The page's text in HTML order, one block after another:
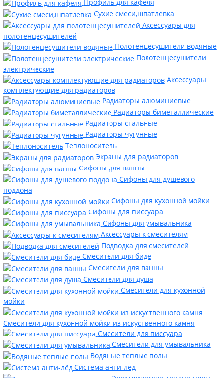
Профиль для кафеля
Сухие смеси,шпатлевка
Аксессуары для
полотенцесушителей
Полотенцесушители водяные
Полотенцесушители
электрические
Аксессуары
комплектующие для радиаторов
Радиаторы алюминиевые
Радиаторы биметаллические
Радиаторы стальные
Радиаторы чугунные
Теплоноситель
Экраны для радиаторов
Сифоны для ванны
Сифоны для душевого
поддона
Сифоны для кухонной мойки
Сифоны для писсуара
Сифоны для умывальника
Аксессуары к смесителям
Подводка для смесителей
Смесители для биде
Смесители для ванны
Смесители для душа
Смесители для кухонной
мойки
Смесители для кухонной мойки из искуственного камня
Смесители для писсуара
Смесители для умывальника
Водяные теплые полы
Система анти-лёд